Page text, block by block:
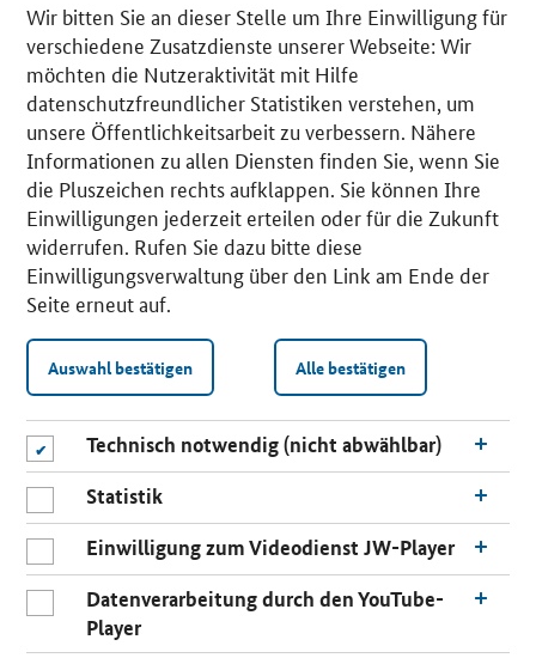
n
Wir bitten Sie an dieser Stelle um Ihre Einwilligung für
verschiedene Zusatzdienste unserer Webseite: Wir
möchten die Nutzeraktivität mit Hilfe
datenschutzfreundlicher Statistiken verstehen, um
unsere Öffentlichkeitsarbeit zu verbessern. Nähere
Informationen zu allen Diensten finden Sie, wenn Sie
die Pluszeichen rechts aufklappen. Sie können Ihre
Einwilligungen jederzeit erteilen oder für die Zukunft
widerrufen. Rufen Sie dazu bitte diese
Einwilligungsverwaltung über den Link am Ende der
Seite erneut auf.
Auswahl bestätigen Alle bestätigen
Technisch notwendig (nicht abwählbar)
Statistik
Einwilligung zum Videodienst JW-Player
Datenverarbeitung durch den YouTube-
Player